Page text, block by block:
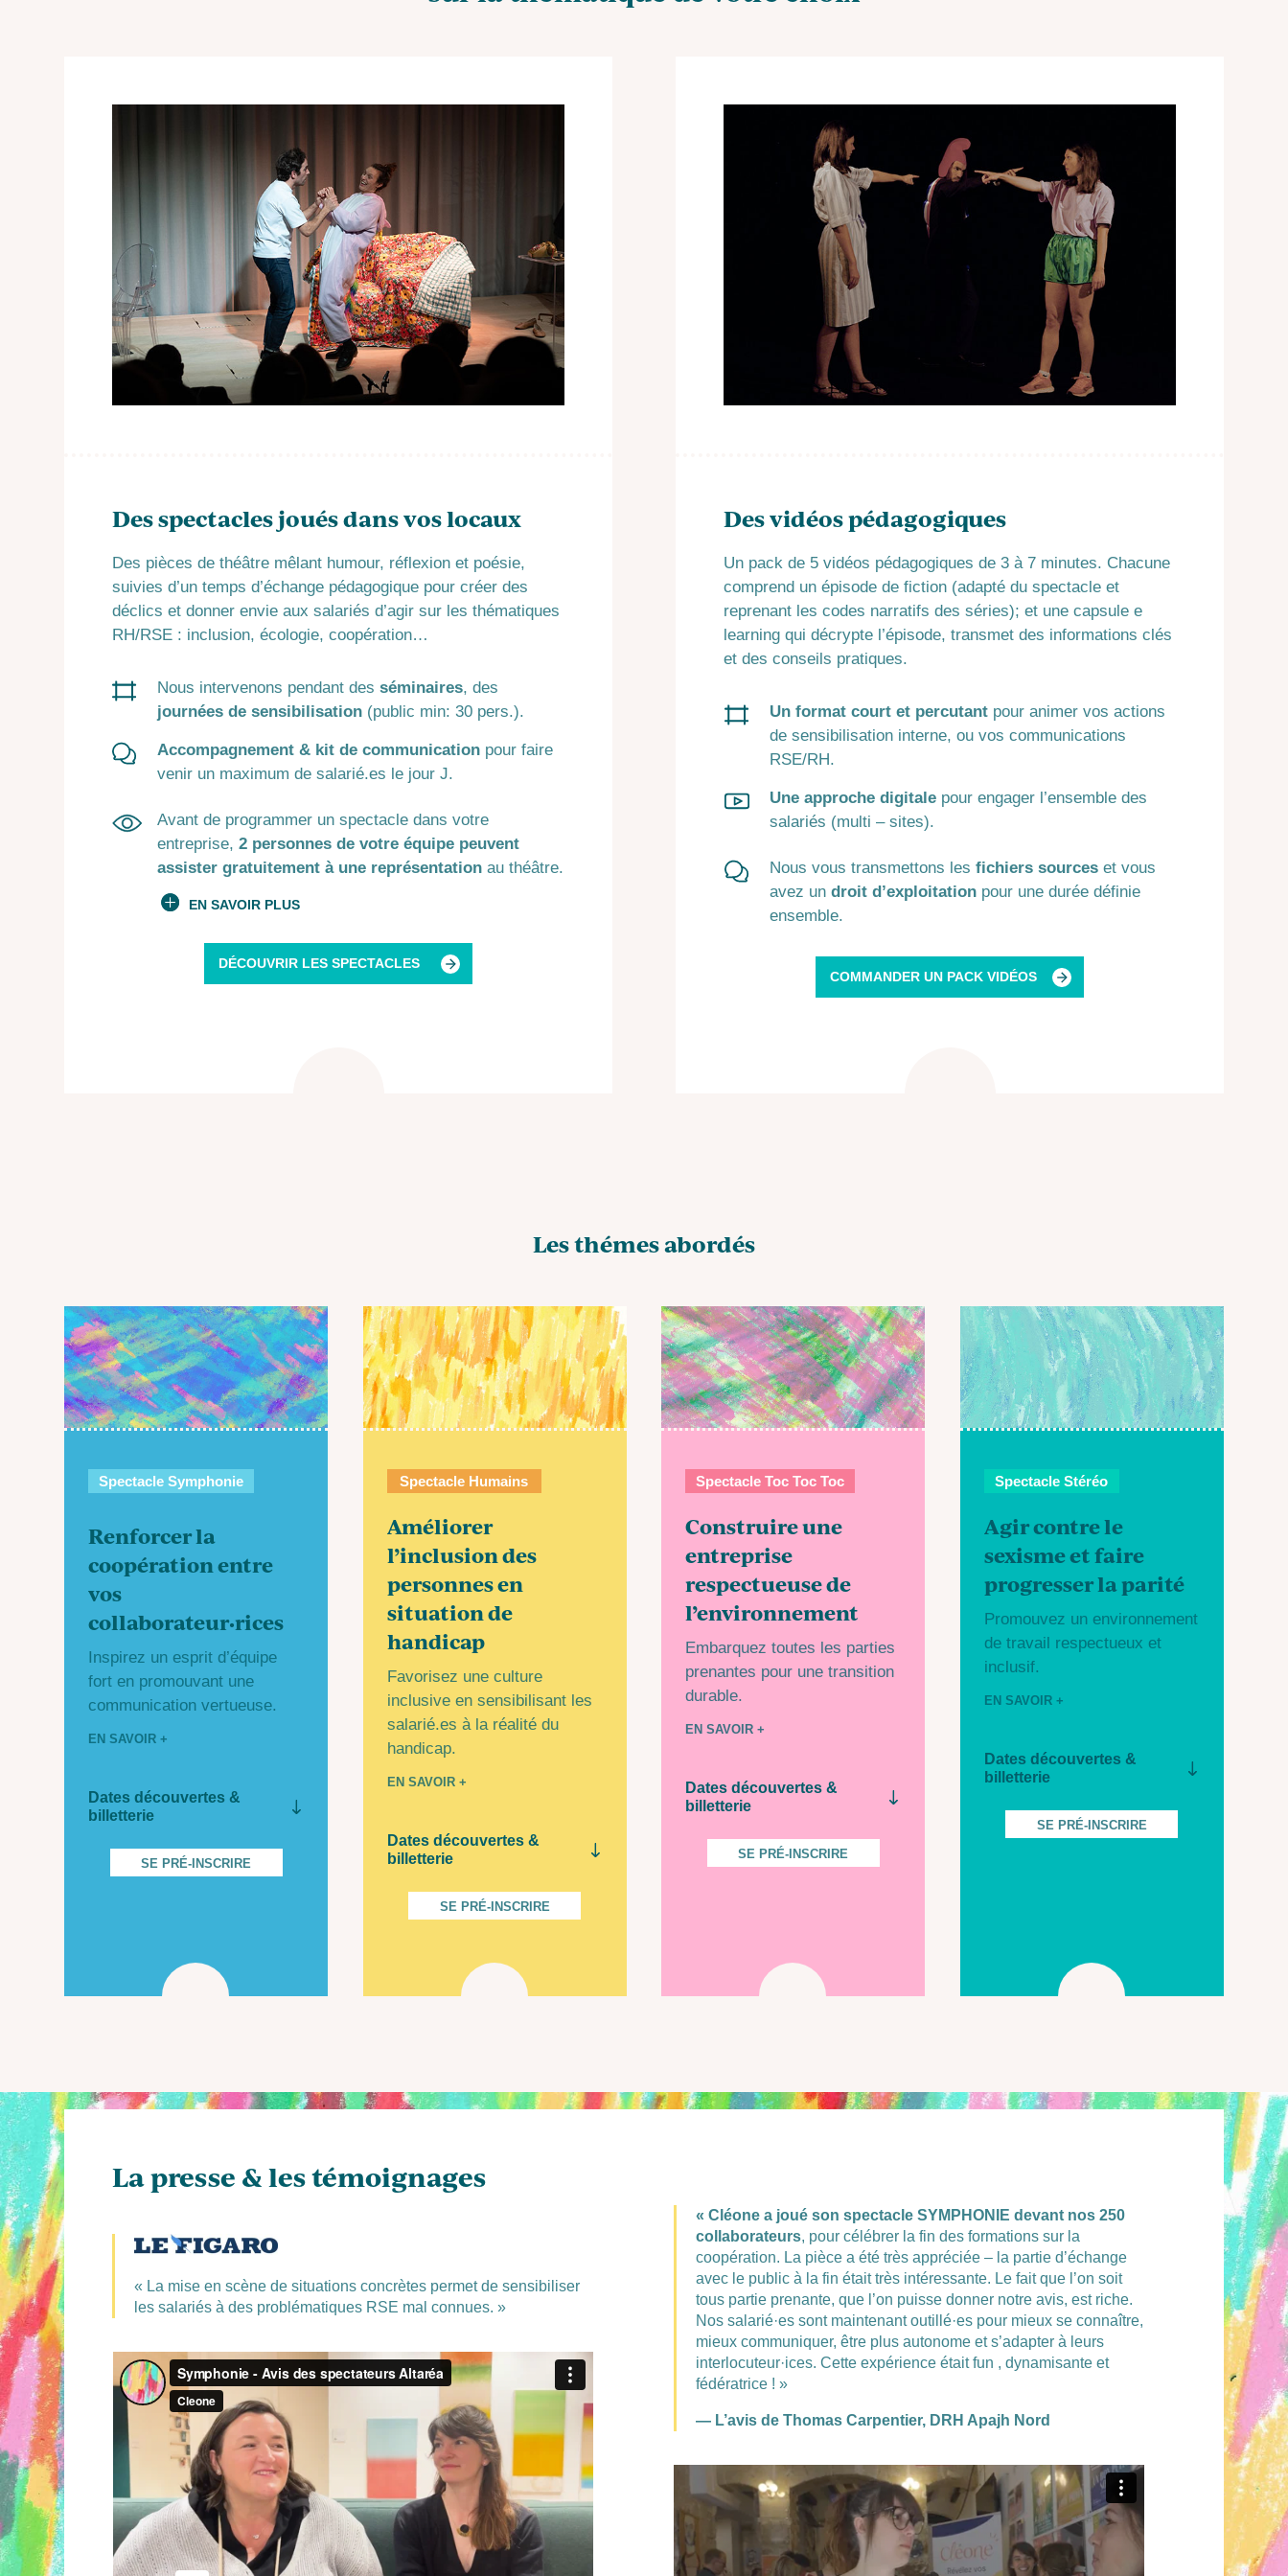
Des spectacles joués dans vos locaux
Des pièces de théâtre mêlant humour, réflexion et poésie,
suivies d’un temps d’échange pédagogique pour créer des
déclics et donner envie aux salariés d’agir sur les thématiques
RH/RSE : inclusion, écologie, coopération…
Nous intervenons pendant desséminaires, des
journées de sensibilisation (public min: 30 pers.).
Accompagnement & kit de communication pour faire
venir un maximum de salarié.es le jour J.
Avant de programmer un spectacle dans votre
entreprise,2 personnes de votre équipe peuvent
assister gratuitement à une représentation au théâtre.
EN SAVOIR PLUS
DÉCOUVRIR LES SPECTACLES
Des vidéos pédagogiques
Un pack de 5 vidéos pédagogiques de 3 à 7 minutes. Chacune
comprend un épisode de fiction (adapté du spectacle et
reprenant les codes narratifs des séries); et une capsule e
learning qui décrypte l’épisode, transmet des informations clés
et des conseils pratiques.
Un format court et percutantpour animer vos actions
de sensibilisation interne, ou vos communications
RSE/RH.
Une approche digitalepour engager l’ensemble des
salariés (multi – sites).
Nous vous transmettons les fichiers sourceset vous
avez un droit d’exploitationpour une durée définie
ensemble.
COMMANDER UN PACK VIDÉOS
Les thémes abordés
Spectacle Symphonie
Renforcer la
coopération entre
vos
collaborateur·rices
Inspirez un esprit d’équipe
fort en promouvant une
communication vertueuse.
EN SAVOIR +
Dates découvertes &
billetterie
SE PRÉ-INSCRIRE
Spectacle Humains
Améliorer
l’inclusion des
personnes en
situation de
handicap
Favorisez une culture
inclusive en sensibilisant les
salarié.es à la réalité du
handicap.
EN SAVOIR +
Dates découvertes &
billetterie
SE PRÉ-INSCRIRE
Spectacle Toc Toc Toc
Construire une
entreprise
respectueuse de
l’environnement
Embarquez toutes les parties
prenantes pour une transition
durable.
EN SAVOIR +
Dates découvertes &
billetterie
SE PRÉ-INSCRIRE
Spectacle Stéréo
Agir contre le
sexisme et faire
progresser la parité
Promouvez un environnement
de travail respectueux et
inclusif.
EN SAVOIR +
Dates découvertes &
billetterie
SE PRÉ-INSCRIRE
La presse & les témoignages
« La mise en scène de situations concrètes permet de sensibiliser
les salariés à des problématiques RSE mal connues. »
« Cléone a joué son spectacle SYMPHONIE devant nos 250
collaborateurs, pour célébrer la fin des formations sur la
coopération. La pièce a été très appréciée – la partie d’échange
avec le public à la fin était très intéressante. Le fait que l’on soit
tous partie prenante, que l’on puisse donner notre avis, est riche.
Nos salarié·es sont maintenant outillé·es pour mieux se connaître,
mieux communiquer, être plus autonome et s’adapter à leurs
interlocuteur·ices. Cette expérience était fun , dynamisante et
fédératrice ! »
— L’avis de Thomas Carpentier, DRH Apajh Nord